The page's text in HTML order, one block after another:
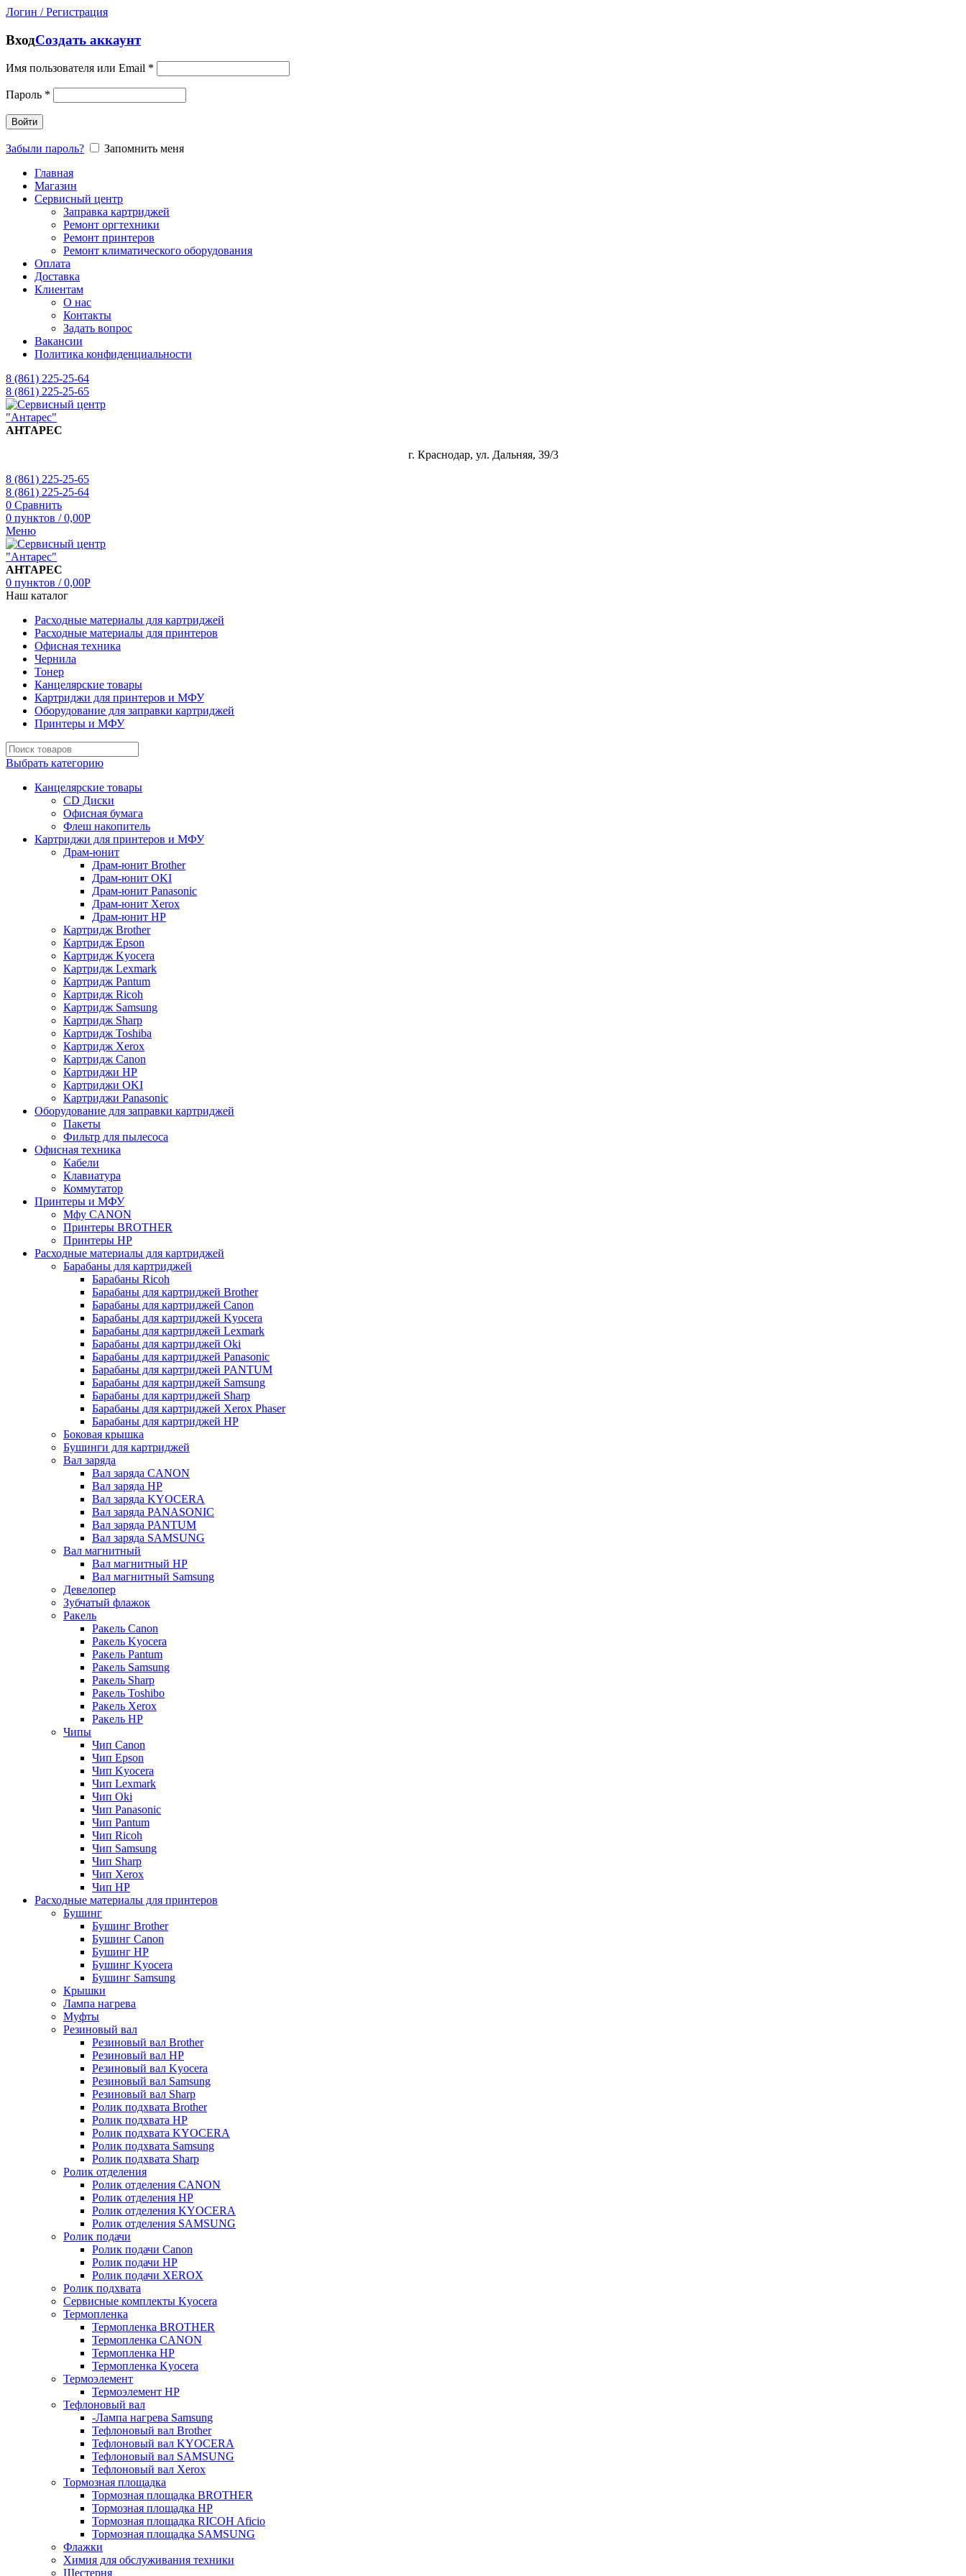
Логин / Регистрация
ВходСоздать аккаунт
Имя пользователя или Email *
Пароль *
Войти
Забыли пароль?
Запомнить меня
Главная
Магазин
Сервисный центр
Заправка картриджей
Ремонт оргтехники
Ремонт принтеров
Ремонт климатического оборудования
Оплата
Доставка
Клиентам
О нас
Контакты
Задать вопрос
Вакансии
Политика конфиденциальности
8 (861) 225-25-64
8 (861) 225-25-65
АНТАРЕС
г. Краснодар, ул. Дальняя, 39/3
8 (861) 225-25-65
8 (861) 225-25-64
0 Сравнить
0 пунктов / 0,00Р
Меню
АНТАРЕС
0 пунктов / 0,00Р
Наш каталог
Расходные материалы для картриджей
Расходные материалы для принтеров
Офисная техника
Чернила
Тонер
Канцелярские товары
Картриджи для принтеров и МФУ
Оборудование для заправки картриджей
Принтеры и МФУ
Выбрать категорию
Канцелярские товары
CD Диски
Офисная бумага
Флеш накопитель
Картриджи для принтеров и МФУ
Драм-юнит
Драм-юнит Brother
Драм-юнит OKI
Драм-юнит Panasonic
Драм-юнит Xerox
Драм-юнит НР
Картридж Brother
Картридж Epson
Картридж Kyocera
Картридж Lexmark
Картридж Pantum
Картридж Ricoh
Картридж Samsung
Картридж Sharp
Картридж Toshiba
Картридж Xerox
Картридж Сanon
Картриджи HP
Картриджи OKI
Картриджи Panasonic
Оборудование для заправки картриджей
Пакеты
Фильтр для пылесоса
Офисная техника
Кабели
Клавиатура
Коммутатор
Принтеры и МФУ
Мфу CANON
Принтеры BROTHER
Принтеры HP
Расходные материалы для картриджей
Барабаны для картриджей
Барабаны Ricoh
Барабаны для картриджей Brother
Барабаны для картриджей Canon
Барабаны для картриджей Kyocera
Барабаны для картриджей Lexmark
Барабаны для картриджей Oki
Барабаны для картриджей Panasonic
Барабаны для картриджей PANTUM
Барабаны для картриджей Samsung
Барабаны для картриджей Sharp
Барабаны для картриджей Xerox Phaser
Барабаны для картриджей НР
Боковая крышка
Бушинги для картриджей
Вал заряда
Вал заряда CANON
Вал заряда HP
Вал заряда KYOCERA
Вал заряда PANASONIC
Вал заряда PANTUM
Вал заряда SAMSUNG
Вал магнитный
Вал магнитный HP
Вал магнитный Samsung
Девелопер
Зубчатый флажок
Ракель
Ракель Canon
Ракель Kyocera
Ракель Pantum
Ракель Samsung
Ракель Sharp
Ракель Toshibo
Ракель Xerox
Ракель НР
Чипы
Чип Canon
Чип Epson
Чип Kyocera
Чип Lexmark
Чип Oki
Чип Panasonic
Чип Pantum
Чип Ricoh
Чип Samsung
Чип Sharp
Чип Xerox
Чип НР
Расходные материалы для принтеров
Бушинг
Бушинг Brother
Бушинг Canon
Бушинг HP
Бушинг Kyocera
Бушинг Samsung
Крышки
Лампа нагрева
Муфты
Резиновый вал
Резиновый вал Brother
Резиновый вал HP
Резиновый вал Kyocera
Резиновый вал Samsung
Резиновый вал Sharp
Ролик подхвата Brother
Ролик подхвата HP
Ролик подхвата KYOCERA
Ролик подхвата Samsung
Ролик подхвата Sharp
Ролик отделения
Ролик отделения CANON
Ролик отделения HP
Ролик отделения KYOCERA
Ролик отделения SAMSUNG
Ролик подачи
Ролик подачи Canon
Ролик подачи HP
Ролик подачи XEROX
Ролик подхвата
Сервисные комплекты Kyocera
Термопленка
Термопленка BROTHER
Термопленка CANON
Термопленка HP
Термопленка Kyocera
Термоэлемент
Термоэлемент НР
Тефлоновый вал
-Лампа нагрева Samsung
Тефлоновый вал Brother
Тефлоновый вал KYOCERA
Тефлоновый вал SAMSUNG
Тефлоновый вал Xerox
Тормозная площадка
Тормозная площадка BROTHER
Тормозная площадка HP
Тормозная площадка RICOH Aficio
Тормозная площадка SAMSUNG
Флажки
Химия для обслуживания техники
Шестерня